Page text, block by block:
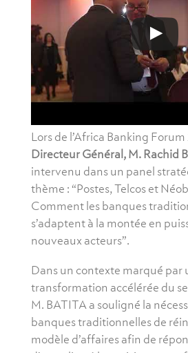
Lors de l’Africa Banking Forum
Directeur Général, M. Rachid
intervenu dans un panel
thème : “Postes, Telcos et
Comment les banques
s’adaptent à la montée en
nouveaux acteurs”.
Dans un contexte marqué par
transformation accélérée du
M. BATITA a souligné la
banques traditionnelles de
modèle d’affaires afin de